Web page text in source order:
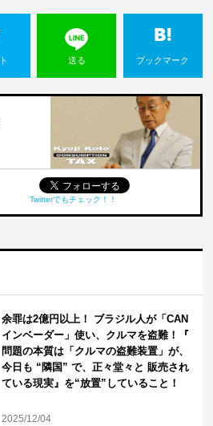
送る ブックマーク
Twitterでもチェック！！
余罪は2億円以上！ ブラジル人が「CAN
インベーダー」使い、クルマを盗難！『
問題の本質は「クルマの盗難装置」が、
今日も “隣国” で、正々堂々と 販売され
ている現実』を“放置”していること！
2025/12/04